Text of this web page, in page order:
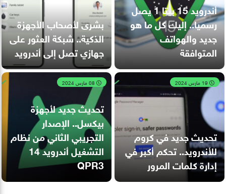
أندرويد 15 بيتا 1 يصل
رسميا.. إليك كل ما هو
جديد والهواتف
المتوافقة
بشرى لأصحاب الأجهزة
الذكية.. شبكة العثور على
جهازي تصل إلى أندرويد
تحديث جديد في كروم
للأندرويد.. تحكم أكبر في
إدارة كلمات المرور
تحديث جديد لأجهزة
بيكسل.. الإصدار
التجريبي الثاني من نظام
التشغيل أندرويد 14
QPR3